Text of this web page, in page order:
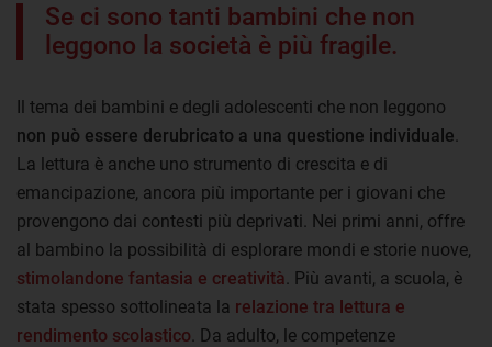
Se ci sono tanti bambini che non
leggono la società è più fragile.
Il tema dei bambini e degli adolescenti che non leggono
non può essere derubricato a una questione individuale
La lettura è anche uno strumento di crescita e di
emancipazione, ancora più importante per i giovani che
provengono dai contesti più deprivati. Nei primi anni, offre
al bambino la possibilità di esplorare mondi e storie nuove,
stimolandone fantasia e creatività . Più avanti, a scuola, è
stata spesso sottolineata la relazione tra lettura e
rendimento scolastico . Da adulto, le competenze